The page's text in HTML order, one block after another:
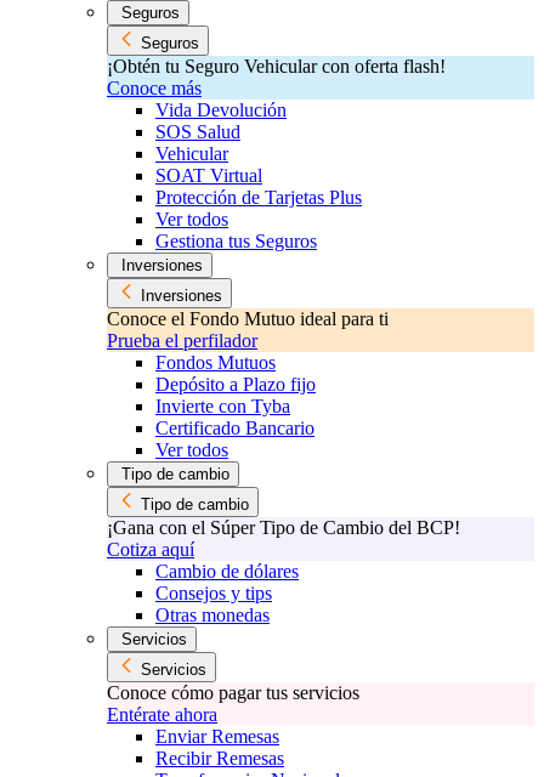
Seguros
Seguros
¡Obtén tu Seguro Vehicular con oferta flash!
Conoce más
Vida Devolución
SOS Salud
Vehicular
SOAT Virtual
Protección de Tarjetas Plus
Ver todos
Gestiona tus Seguros
Inversiones
Inversiones
Conoce el Fondo Mutuo ideal para ti
Prueba el perfilador
Fondos Mutuos
Depósito a Plazo fijo
Invierte con Tyba
Certificado Bancario
Ver todos
Tipo de cambio
Tipo de cambio
¡Gana con el Súper Tipo de Cambio del BCP!
Cotiza aquí
Cambio de dólares
Consejos y tips
Otras monedas
Servicios
Servicios
Conoce cómo pagar tus servicios
Entérate ahora
Enviar Remesas
Recibir Remesas